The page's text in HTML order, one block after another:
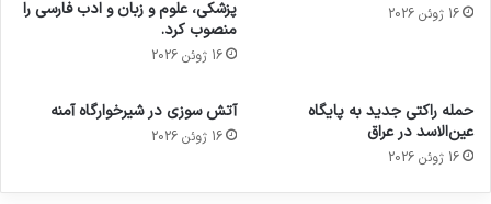
16 ژوئن 2026
پزشکی، علوم و زبان و ادب فارسی را
منصوب کرد.
16 ژوئن 2026
حمله راکتی جدید به پایگاه
عین‌الاسد در عراق
16 ژوئن 2026
آتش سوزی در شیرخوارگاه آمنه
16 ژوئن 2026